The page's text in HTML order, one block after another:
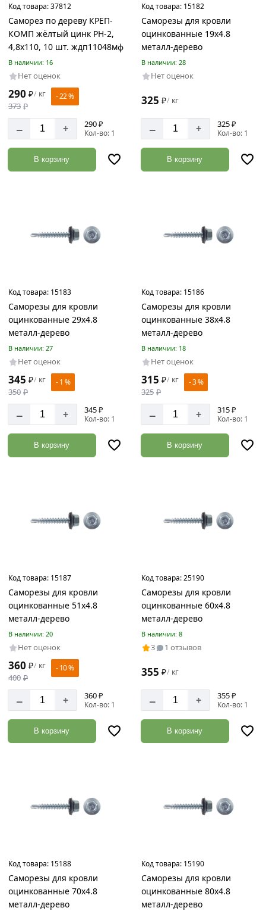
производства
Китай
Россия
Материал
Оцинкованная
Углеродистая
сталь
мм
Шаг
редкий
Код товара:37812
Саморез по дереву КРЕП-
КОМП жёлтый цинк PH-2,
4,8х110, 10 шт. ждп11048мф
В наличии: 16
Нет оценок
290 ₽/ кг
373 ₽
- 22 %
– + 290 ₽
Кол-во: 1
В корзину
Код товара: 15182
Саморезы для кровли
оцинкованные 19х4.8
металл-дерево
В наличии: 28
Нет оценок
325 ₽/ кг
– + 325 ₽
Кол-во: 1
В корзину
Код товара: 15183
Саморезы для кровли
оцинкованные 29х4.8
металл-дерево
В наличии: 27
Нет оценок
345 ₽/ кг
350 ₽
- 1 %
– + 345 ₽
Кол-во: 1
В корзину
Код товара: 15186
Саморезы для кровли
оцинкованные 38х4.8
металл-дерево
В наличии: 18
Нет оценок
315 ₽/ кг
325 ₽
- 3 %
– + 315 ₽
Кол-во: 1
В корзину
Код товара: 15187
Саморезы для кровли
оцинкованные 51х4.8
металл-дерево
В наличии: 20
Нет оценок
360 ₽/ кг
400 ₽
- 10 %
– + 360 ₽
Кол-во: 1
В корзину
Код товара:25190
Саморезы для кровли
оцинкованные 60х4.8
металл-дерево
В наличии: 8
3 1 отзывов
355 ₽/ кг
– + 355 ₽
Кол-во: 1
В корзину
Код товара: 15188
Саморезы для кровли
оцинкованные 70х4.8
металл-дерево
Код товара: 15190
Саморезы для кровли
оцинкованные 80х4.8
металл-дерево